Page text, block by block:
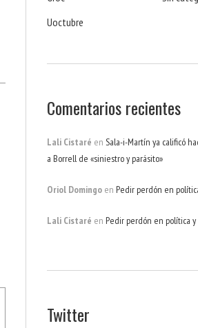
Uoctubre
Comentarios recientes
Lali Cistaré enSala-i-Martín ya calificó
a Borrell de «siniestro y parásito»
Oriol Domingo en Pedir perdón en
Lali Cistaré en Pedir perdón en política
Twitter